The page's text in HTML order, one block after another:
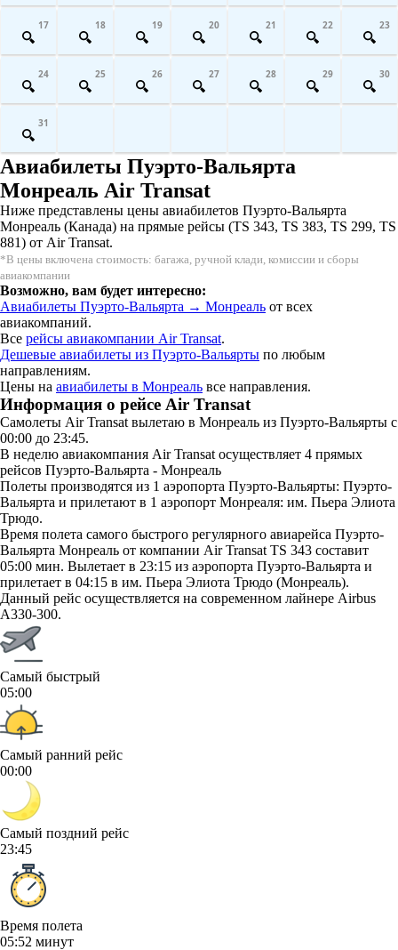
17 18 19 20 21 22 23
24 25 26 27 28 29 30
31
Авиабилеты Пуэрто-Вальярта
Монреаль Air Transat
Ниже представлены цены авиабилетов Пуэрто-Вальярта
Монреаль (Канада) на прямые рейсы (TS 343, TS 383, TS 299, TS
881) от Air Transat.
*В цены включена стоимость: багажа, ручной клади, комиссии и сборы
авиакомпании
Возможно, вам будет интересно:
Авиабилеты Пуэрто-Вальярта → Монреаль от всех
авиакомпаний.
Все рейсы авиакомпании Air Transat.
Дешевые авиабилеты из Пуэрто-Вальярты по любым
направлениям.
Цены на авиабилеты в Монреаль все направления.
Информация о рейсе Air Transat
Самолеты Air Transat вылетаю в Монреаль из Пуэрто-Вальярты с
00:00 до 23:45.
В неделю авиакомпания Air Transat осуществляет 4 прямых
рейсов Пуэрто-Вальярта - Монреаль
Полеты производятся из 1 аэропорта Пуэрто-Вальярты: Пуэрто-
Вальярта и прилетают в 1 аэропорт Монреаля: им. Пьера Элиота
Трюдо.
Время полета самого быстрого регулярного авиарейса Пуэрто-
Вальярта Монреаль от компании Air Transat TS 343 составит
05:00 мин. Вылетает в 23:15 из аэропорта Пуэрто-Вальярта и
прилетает в 04:15 в им. Пьера Элиота Трюдо (Монреаль).
Данный рейс осуществляется на современном лайнере Airbus
A330-300.
Самый быстрый
05:00
Самый ранний рейс
00:00
Самый поздний рейс
23:45
Время полета
05:52 минут